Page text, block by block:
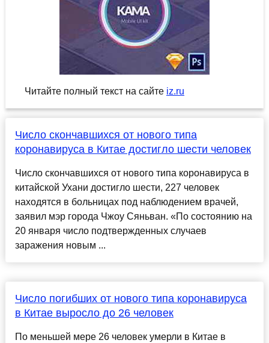
Читайте полный текст на сайте iz.ru
Число скончавшихся от нового типа
коронавируса в Китае достигло шести человек
Число скончавшихся от нового типа коронавируса в
китайской Ухани достигло шести, 227 человек
находятся в больницах под наблюдением врачей,
заявил мэр города Чжоу Сяньван. «По состоянию на
20 января число подтвержденных случаев
заражения новым ...
Число погибших от нового типа коронавируса
в Китае выросло до 26 человек
По меньшей мере 26 человек умерли в Китае в